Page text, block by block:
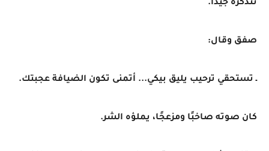
تتذكره جيدًا.
صفق وقال:
ـ تستحقي ترحيب يليق بيكي... أتمنى تكون الضيافة عجبتك.
كان صوته صاخبًا ومزعجًا، يملؤه الشر.